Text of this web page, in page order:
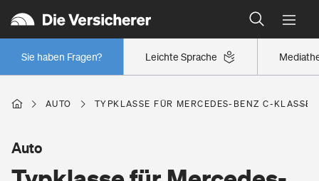
Leichte Sprache
Sie haben Fragen?
Wer versichert was: Jetzt Versicherer finden
Regionalklassen: So ist Ihre Region eingestuft
Wer versichert was: Jetzt Versicherer finden
AUTO TYPKLASSE FÜR MERCEDES-BENZ C-KLASSE
Auto